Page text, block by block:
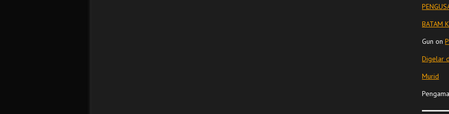
BATAM
Gun on
Digelar
Murid